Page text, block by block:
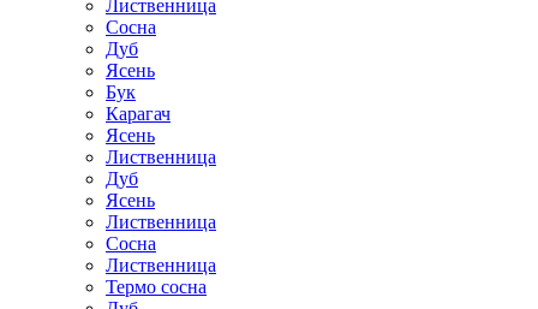
Лиственница
Сосна
Дуб
Ясень
Бук
Карагач
Ясень
Лиственница
Дуб
Ясень
Лиственница
Сосна
Лиственница
Термо сосна